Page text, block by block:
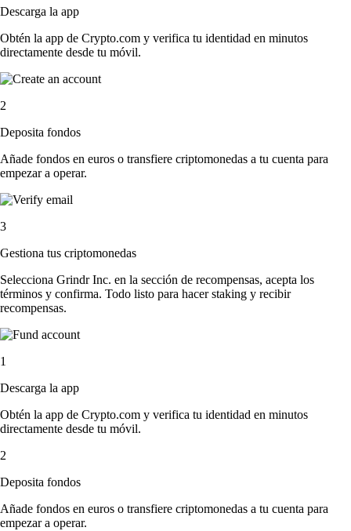
Descarga la app
Obtén la app de Crypto.com y verifica tu identidad en minutos
directamente desde tu móvil.
2
Deposita fondos
Añade fondos en euros o transfiere criptomonedas a tu cuenta para
empezar a operar.
3
Gestiona tus criptomonedas
Selecciona Grindr Inc. en la sección de recompensas, acepta los
términos y confirma. Todo listo para hacer staking y recibir
recompensas.
1
Descarga la app
Obtén la app de Crypto.com y verifica tu identidad en minutos
directamente desde tu móvil.
2
Deposita fondos
Añade fondos en euros o transfiere criptomonedas a tu cuenta para
empezar a operar.